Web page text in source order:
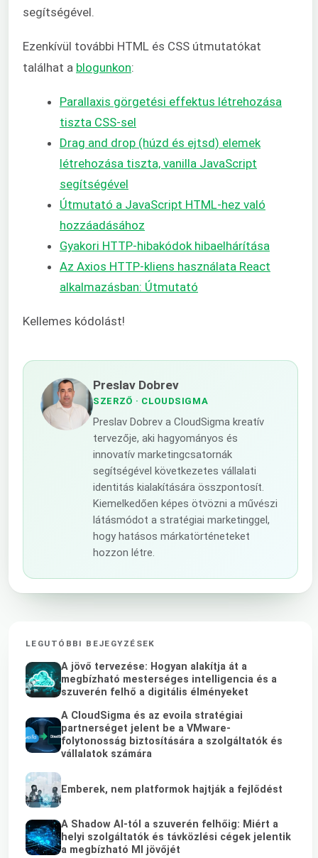
segítségével.
Ezenkívül további HTML és CSS útmutatókat
találhat a blogunkon:
Parallaxis görgetési effektus létrehozása
tiszta CSS-sel
Drag and drop (húzd és ejtsd) elemek
létrehozása tiszta, vanilla JavaScript
segítségével
Útmutató a JavaScript HTML-hez való
hozzáadásához
Gyakori HTTP-hibakódok hibaelhárítása
Az Axios HTTP-kliens használata React
alkalmazásban: Útmutató
Kellemes kódolást!
Preslav Dobrev
SZERZŐ · CLOUDSIGMA
Preslav Dobrev a CloudSigma kreatív
tervezője, aki hagyományos és
innovatív marketingcsatornák
segítségével következetes vállalati
identitás kialakítására összpontosít.
Kiemelkedően képes ötvözni a művészi
látásmódot a stratégiai marketinggel,
hogy hatásos márkatörténeteket
hozzon létre.
LEGUTÓBBI BEJEGYZÉSEK
A jövő tervezése: Hogyan alakítja át a
megbízható mesterséges intelligencia és a
szuverén felhő a digitális élményeket
A CloudSigma és az evoila stratégiai
partnerséget jelent be a VMware-
folytonosság biztosítására a szolgáltatók és
vállalatok számára
Emberek, nem platformok hajtják a fejlődést
A Shadow AI-tól a szuverén felhőig: Miért a
helyi szolgáltatók és távközlési cégek jelentik
a megbízható MI jövőjét